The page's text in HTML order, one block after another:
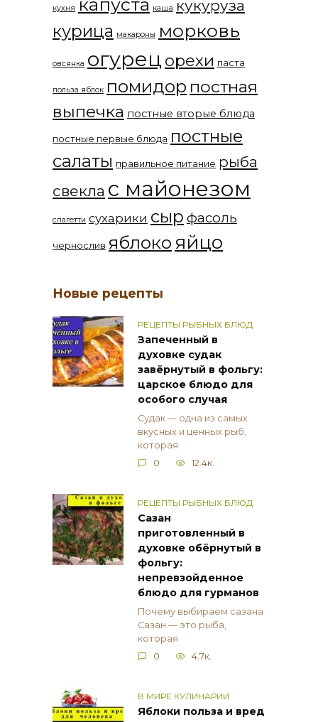
кухня капуста каша кукуруза
курица макароны морковь
овсянка огурец орехи паста
польза яблок помидор постная
выпечка постные вторые блюда
постные первые блюда постные
салаты правильное питание рыба
свекла с майонезом
спагетти сухарики сыр фасоль
чернослив яблоко яйцо
Новые рецепты
РЕЦЕПТЫ РЫБНЫХ БЛЮД
Запеченный в
духовке судак
завёрнутый в фольгу:
царское блюдо для
особого случая
Судак — одна из самых
вкусных и ценных рыб,
которая
0
12.4к.
РЕЦЕПТЫ РЫБНЫХ БЛЮД
Сазан
приготовленный в
духовке обёрнутый в
фольгу:
непревзойденное
блюдо для гурманов
Почему выбираем сазана
Сазан — это рыба,
которая
0
4.7к.
В МИРЕ КУЛИНАРИИ
Яблоки польза и вред